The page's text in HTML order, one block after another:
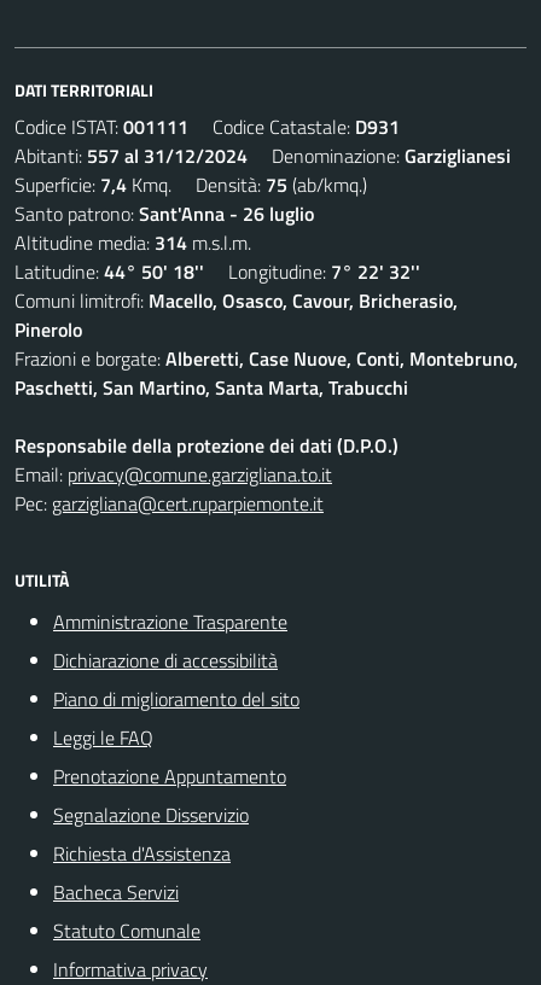
DATI TERRITORIALI
Codice ISTAT:001111 Codice Catastale: D931
Abitanti: 557 al 31/12/2024 Denominazione:Garziglianesi
Superficie: 7,4 Kmq. Densità: 75 (ab/kmq.)
Santo patrono:Sant'Anna - 26 luglio
Altitudine media: 314 m.s.l.m.
Latitudine:44° 50' 18'' Longitudine: 7° 22' 32''
Comuni limitrofi: Macello, Osasco, Cavour, Bricherasio,
Pinerolo
Frazioni e borgate:Alberetti, Case Nuove, Conti, Montebruno,
Paschetti, San Martino, Santa Marta, Trabucchi
Responsabile della protezione dei dati (D.P.O.)
Email: privacy@comune.garzigliana.to.it
Pec: garzigliana@cert.ruparpiemonte.it
UTILITÀ
Amministrazione Trasparente
Dichiarazione di accessibilità
Piano di miglioramento del sito
Leggi le FAQ
Prenotazione Appuntamento
Segnalazione Disservizio
Richiesta d'Assistenza
Bacheca Servizi
Statuto Comunale
Informativa privacy